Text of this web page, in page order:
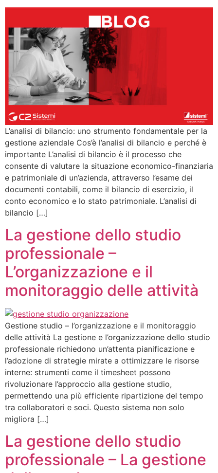
L’analisi di bilancio: uno strumento fondamentale per la
gestione aziendale Cos’è l’analisi di bilancio e perché è
importante L’analisi di bilancio è il processo che
consente di valutare la situazione economico-finanziaria
e patrimoniale di un’azienda, attraverso l’esame dei
documenti contabili, come il bilancio di esercizio, il
conto economico e lo stato patrimoniale. L’analisi di
bilancio […]
La gestione dello studio
professionale –
L’organizzazione e il
monitoraggio delle attività
Gestione studio – l’organizzazione e il monitoraggio
delle attività La gestione e l’organizzazione dello studio
professionale richiedono un’attenta pianificazione e
l’adozione di strategie mirate a ottimizzare le risorse
interne: strumenti come il timesheet possono
rivoluzionare l’approccio alla gestione studio,
permettendo una più efficiente ripartizione del tempo
tra collaboratori e soci. Questo sistema non solo
migliora […]
La gestione dello studio
professionale – La gestione